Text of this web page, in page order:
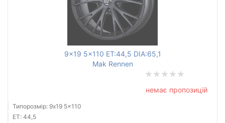
9x19 5x110 ET:44,5 DIA:65,1
Mak Rennen
немає пропозицій
Типорозмір: 9x19 5x110
ET: 44,5